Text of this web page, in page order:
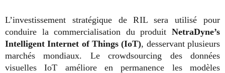
L’investissement stratégique de RIL sera utilisé pour
conduire la commercialisation du produit NetraDyne’s
Intelligent Internet of Things (IoT), desservant plusieurs
marchés mondiaux. Le crowdsourcing des données
visuelles IoT améliore en permanence les modèles